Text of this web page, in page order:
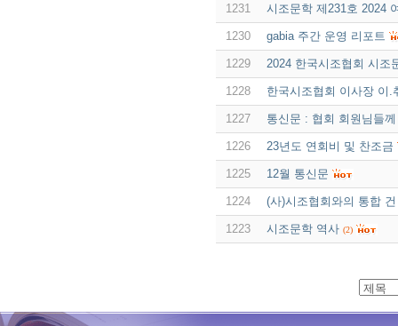
1231 시조문학 제231호 2024
1230 gabia 주간 운영 리포트
1229 2024 한국시조협회 시조
1228 한국시조협회 이사장 이.
1227 통신문 : 협회 회원님들께
1226 23년도 연회비 및 찬조금
1225 12월 통신문
1224 (사)시조협회와의 통합 건
1223 시조문학 역사 (2)